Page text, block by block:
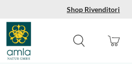
Shop Rivenditori